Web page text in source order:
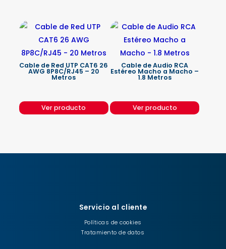
Cable de Red UTP CAT6 26
AWG 8P8C/RJ45 – 20
Metros
Ver producto
Cable de Audio RCA
Estéreo Macho a Macho –
1.8 Metros
Ver producto
Servicio al cliente
Políticas de cookies
Tratamiento de datos